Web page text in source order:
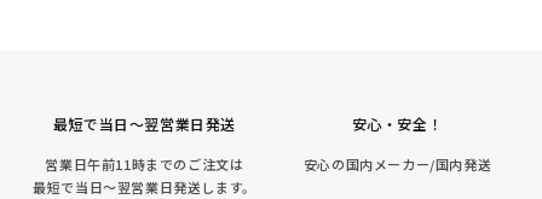
最短で当日～翌営業日発送
営業日午前11時までのご注文は
最短で当日～翌営業日発送します。
安心・安全！
安心の国内メーカー/国内発送